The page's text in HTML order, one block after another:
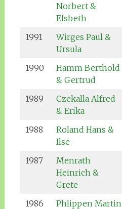
Norbert &
Elsbeth
1991
Wirges Paul &
Ursula
1990
Hamm Berthold
& Gertrud
1989
Czekalla Alfred
& Erika
1988
Roland Hans &
Ilse
1987
Menrath
Heinrich &
Grete
1986
Phlippen Martin